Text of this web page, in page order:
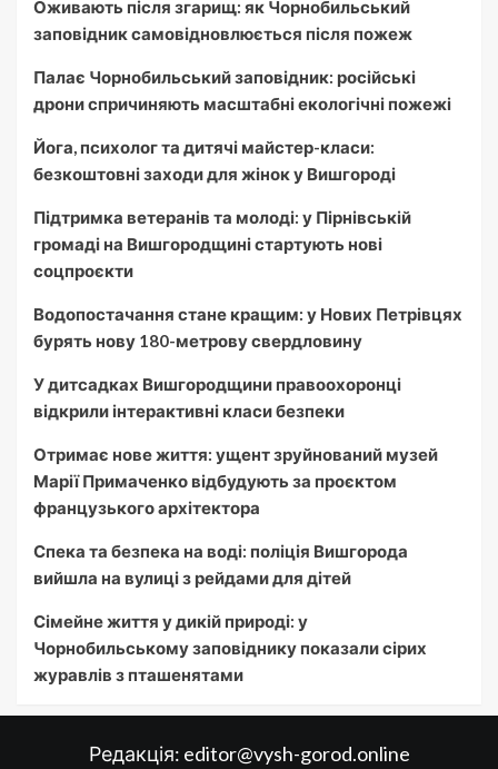
Оживають після згарищ: як Чорнобильський
заповідник самовідновлюється після пожеж
Палає Чорнобильський заповідник: російські
дрони спричиняють масштабні екологічні пожежі
Йога, психолог та дитячі майстер-класи:
безкоштовні заходи для жінок у Вишгороді
Підтримка ветеранів та молоді: у Пірнівській
громаді на Вишгородщині стартують нові
соцпроєкти
Водопостачання стане кращим: у Нових Петрівцях
бурять нову 180-метрову свердловину
У дитсадках Вишгородщини правоохоронці
відкрили інтерактивні класи безпеки
Отримає нове життя: ущент зруйнований музей
Марії Примаченко відбудують за проєктом
французького архітектора
Спека та безпека на воді: поліція Вишгорода
вийшла на вулиці з рейдами для дітей
Сімейне життя у дикій природі: у
Чорнобильському заповіднику показали сірих
журавлів з пташенятами
Редакція: editor@vysh-gorod.online